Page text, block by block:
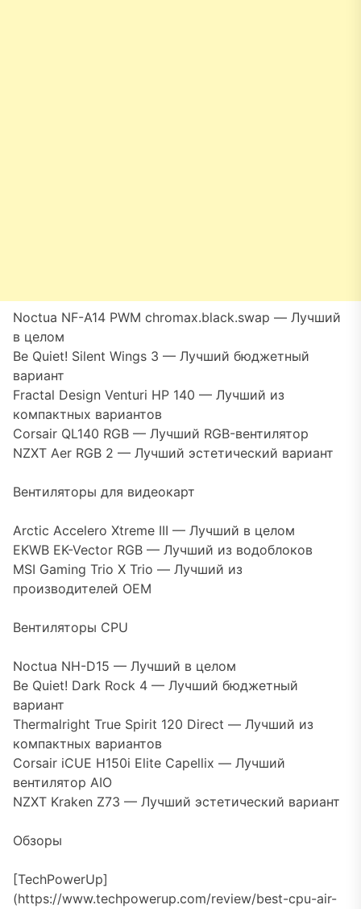
Noctua NF-A14 PWM chromax.black.swap — Лучший
в целом
Be Quiet! Silent Wings 3 — Лучший бюджетный
вариант
Fractal Design Venturi HP 140 — Лучший из
компактных вариантов
Corsair QL140 RGB — Лучший RGB-вентилятор
NZXT Aer RGB 2 — Лучший эстетический вариант
Вентиляторы для видеокарт
Arctic Accelero Xtreme III — Лучший в целом
EKWB EK-Vector RGB — Лучший из водоблоков
MSI Gaming Trio X Trio — Лучший из
производителей OEM
Вентиляторы CPU
Noctua NH-D15 — Лучший в целом
Be Quiet! Dark Rock 4 — Лучший бюджетный
вариант
Thermalright True Spirit 120 Direct — Лучший из
компактных вариантов
Corsair iCUE H150i Elite Capellix — Лучший
вентилятор AIO
NZXT Kraken Z73 — Лучший эстетический вариант
Обзоры
[TechPowerUp]
(https://www.techpowerup.com/review/best-cpu-air-